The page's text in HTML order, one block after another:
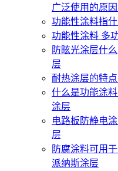
广泛使用的原
功能性涂料指
功能性涂料 多
防眩光涂层什
层
耐热涂层的特
什么是功能涂
涂层
电路板防静电
层
防腐涂料可用
派纳斯涂层